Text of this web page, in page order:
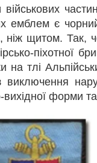
емблем є
щитом. Так,
піхотної
на тлі
виключення
вихідної форми